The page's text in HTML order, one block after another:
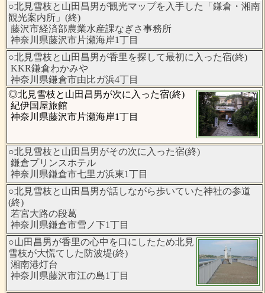
○北見雪枝と山田昌男が観光マップを入手した「鎌倉・湘南
観光案内所」(終)
藤沢市経済部農業水産課なぎさ事務所
神奈川県藤沢市片瀬海岸1丁目
○北見雪枝と山田昌男が香里を探して最初に入った宿(終)
KKR鎌倉わかみや
神奈川県鎌倉市由比ガ浜4丁目
◎北見雪枝と山田昌男が次に入った宿(終)
紀伊国屋旅館
神奈川県藤沢市片瀬海岸1丁目
○北見雪枝と山田昌男がその次に入った宿(終)
鎌倉プリンスホテル
神奈川県鎌倉市七里ガ浜東1丁目
○北見雪枝と山田昌男が話しながら歩いていた神社の参道
(終)
若宮大路の段葛
神奈川県鎌倉市雪ノ下1丁目
○山田昌男が香里の心中を口にしたため北見
雪枝が大慌てした防波堤(終)
湘南港灯台
神奈川県藤沢市江の島1丁目